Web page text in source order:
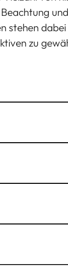
stehen
zu